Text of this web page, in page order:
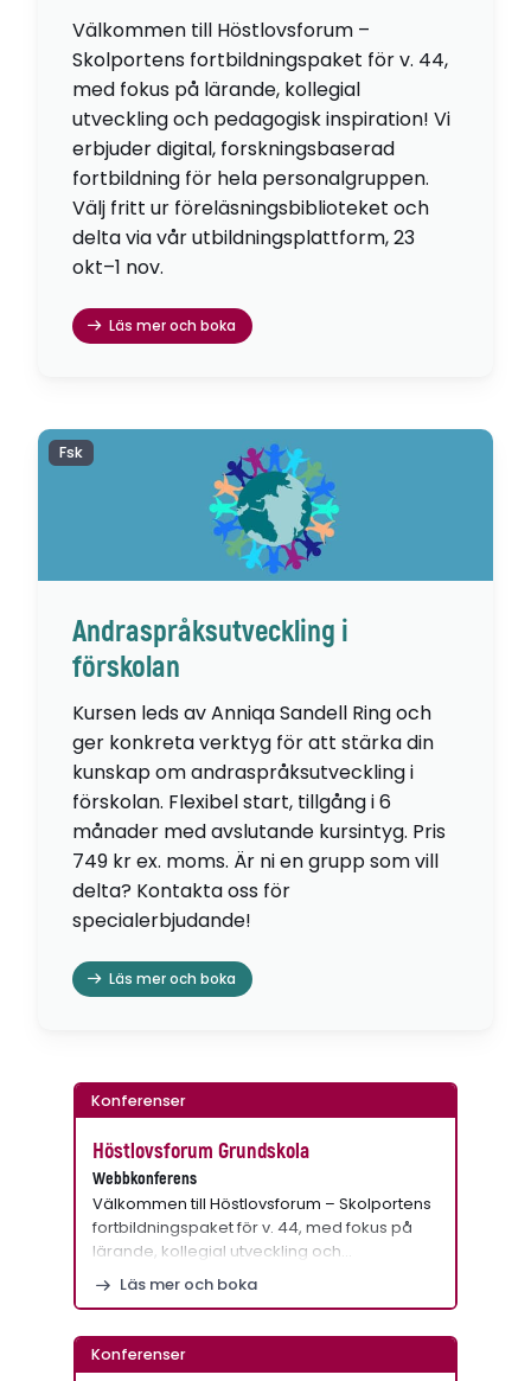
Välkommen till Höstlovsforum –
Skolportens fortbildningspaket för v. 44,
med fokus på lärande, kollegial
utveckling och pedagogisk inspiration! Vi
erbjuder digital, forskningsbaserad
fortbildning för hela personalgruppen.
Välj fritt ur föreläsningsbiblioteket och
delta via vår utbildningsplattform, 23
okt–1 nov.
Läs mer och boka
Andraspråksutveckling i
förskolan
Kursen leds av Anniqa Sandell Ring och
ger konkreta verktyg för att stärka din
kunskap om andraspråksutveckling i
förskolan. Flexibel start, tillgång i 6
månader med avslutande kursintyg. Pris
749 kr ex. moms. Är ni en grupp som vill
delta? Kontakta oss för
specialerbjudande!
Läs mer och boka
Fsk
Konferenser
Höstlovsforum Grundskola
Webbkonferens
Välkommen till Höstlovsforum – Skolportens
fortbildningspaket för v. 44, med fokus på
lärande, kollegial utveckling och…
Läs mer och boka
Konferenser